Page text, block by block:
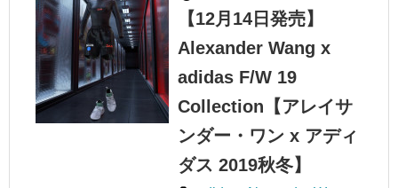
【12月14日発売】
Alexander Wang x
adidas F/W 19
Collection【アレイサ
ンダー・ワン x アディ
ダス 2019秋冬】